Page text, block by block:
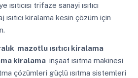
trifaze sanayi ısıtıcı
kiralama kesin çözüm için
mazotlu ısıtıcı kiralama
kiralama inşaat ısıtma makinesi
çözümleri güçlü ısıtma sistemleri